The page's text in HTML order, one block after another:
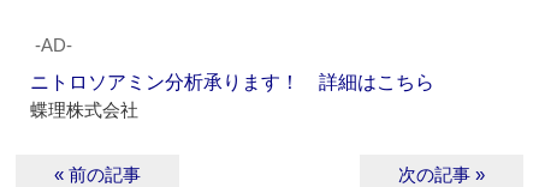
‐AD‐
ニトロソアミン分析承ります！ 詳細はこちら
蝶理株式会社
« 前の記事 次の記事 »